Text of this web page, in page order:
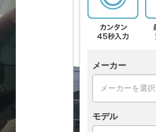
メーカー
モデル